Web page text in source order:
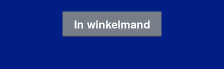
In winkelmand